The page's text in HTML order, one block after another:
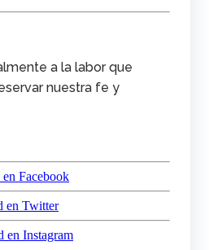
a la labor que
nuestra fe y
Facebook
en Twitter
en Instagram